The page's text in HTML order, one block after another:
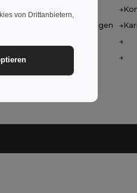
& Rückerstattungen
von Drittanbietern,